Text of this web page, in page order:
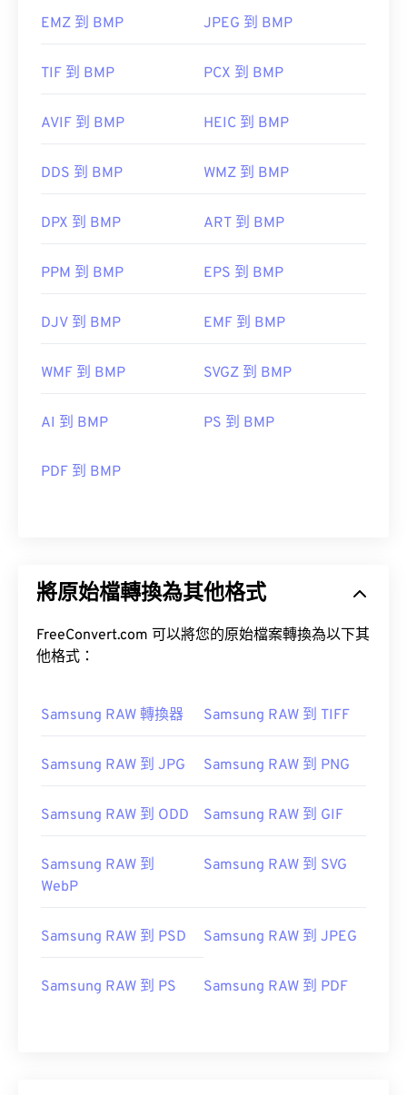
EMZ 到 BMP JPEG 到 BMP
TIF 到 BMP PCX 到 BMP
AVIF 到 BMP HEIC 到 BMP
DDS 到 BMP WMZ 到 BMP
DPX 到 BMP ART 到 BMP
PPM 到 BMP EPS 到 BMP
DJV 到 BMP EMF 到 BMP
WMF 到 BMP SVGZ 到 BMP
AI 到 BMP PS 到 BMP
PDF 到 BMP
將原始檔轉換為其他格式
FreeConvert.com 可以將您的原始檔案轉換為以下其
他格式：
Samsung RAW 轉換器 Samsung RAW 到 TIFF
Samsung RAW 到 JPG Samsung RAW 到 PNG
Samsung RAW 到 ODD Samsung RAW 到 GIF
Samsung RAW 到
WebP
Samsung RAW 到 SVG
Samsung RAW 到 PSD Samsung RAW 到 JPEG
Samsung RAW 到 PS Samsung RAW 到 PDF